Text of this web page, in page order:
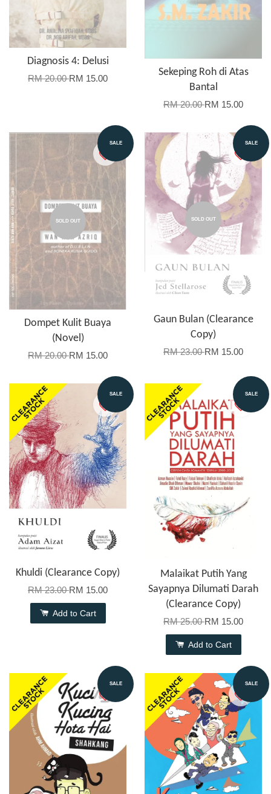
Diagnosis 4: Delusi
RM 20.00RM 15.00
Sekeping Roh di Atas
Bantal
RM 20.00RM 15.00
SALE
SOLD OUT
Dompet Kulit Buaya
(Novel)
RM 20.00RM 15.00
SALE
SOLD OUT
Gaun Bulan (Clearance
Copy)
RM 23.00RM 15.00
SALE
Khuldi (Clearance Copy)
RM 23.00RM 15.00
Add to Cart
SALE
Malaikat Putih Yang
Sayapnya Dilumati Darah
(Clearance Copy)
RM 25.00RM 15.00
Add to Cart
SALE SALE